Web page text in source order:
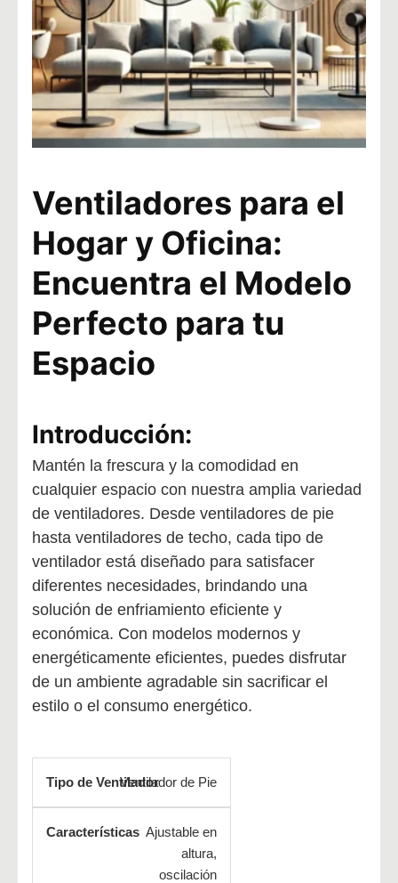
Ventiladores para el
Hogar y Oficina:
Encuentra el Modelo
Perfecto para tu
Espacio
Introducción:
Mantén la frescura y la comodidad en
cualquier espacio con nuestra amplia variedad
de ventiladores. Desde ventiladores de pie
hasta ventiladores de techo, cada tipo de
ventilador está diseñado para satisfacer
diferentes necesidades, brindando una
solución de enfriamiento eficiente y
económica. Con modelos modernos y
energéticamente eficientes, puedes disfrutar
de un ambiente agradable sin sacrificar el
estilo o el consumo energético.
Ventilador de Pie
Ajustable en
altura,
oscilación